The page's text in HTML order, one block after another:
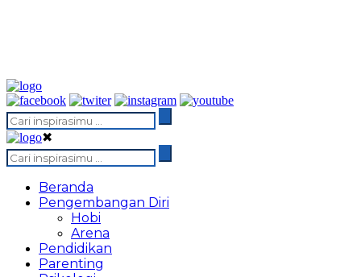
✖
Beranda
Pengembangan Diri
Hobi
Arena
Pendidikan
Parenting